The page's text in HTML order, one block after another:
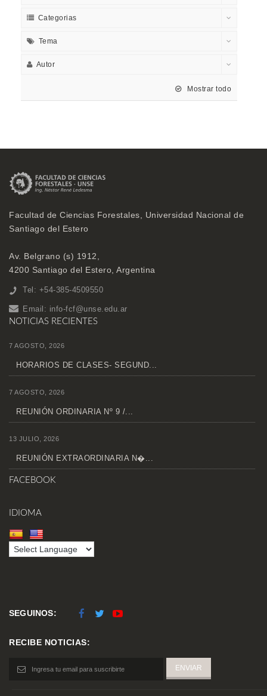
Categorias
Tema
Autor
Mostrar todo
Facultad de Ciencias Forestales, Universidad Nacional de
Santiago del Estero
Av. Belgrano (s) 1912,
4200 Santiago del Estero, Argentina
Tel: +54-385-4509550
Email: info-fcf@unse.edu.ar
NOTICIAS RECIENTES
7 AGOSTO, 2026
HORARIOS DE CLASES- SEGUND...
7 AGOSTO, 2026
REUNIÓN ORDINARIA Nº 9 /...
13 JULIO, 2026
REUNIÓN EXTRAORDINARIA N�...
FACEBOOK
IDIOMA
SEGUINOS:
RECIBE NOTICIAS: